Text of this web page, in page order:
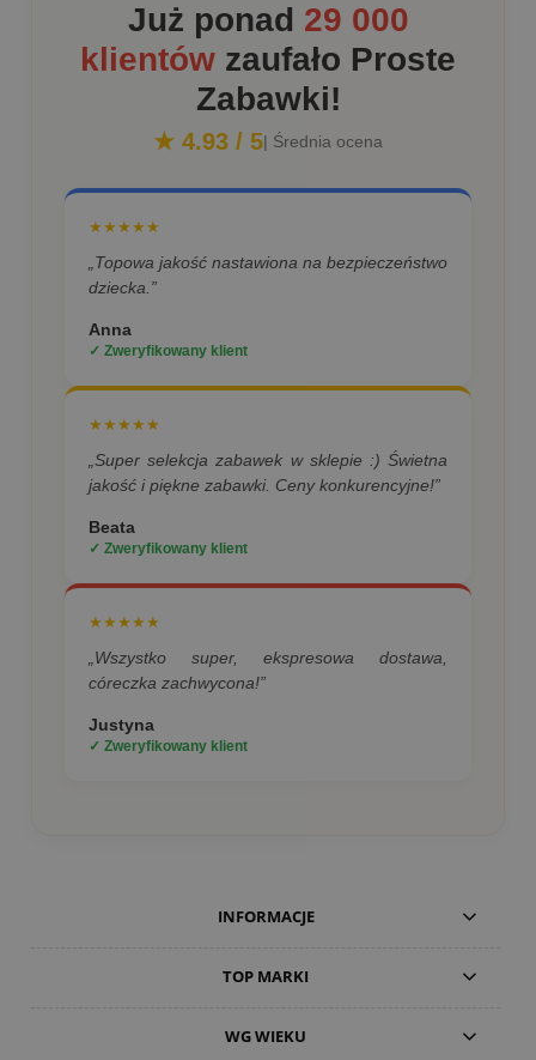
Już ponad 29 000
klientów zaufało Proste
Zabawki!
★ 4.93 / 5| Średnia ocena
★★★★★
„Topowa jakość nastawiona na bezpieczeństwo
dziecka.”
Anna
✓ Zweryfikowany klient
★★★★★
„Super selekcja zabawek w sklepie :) Świetna
jakość i piękne zabawki. Ceny konkurencyjne!”
Beata
✓ Zweryfikowany klient
★★★★★
„Wszystko super, ekspresowa dostawa,
córeczka zachwycona!”
Justyna
✓ Zweryfikowany klient
INFORMACJE
TOP MARKI
WG WIEKU